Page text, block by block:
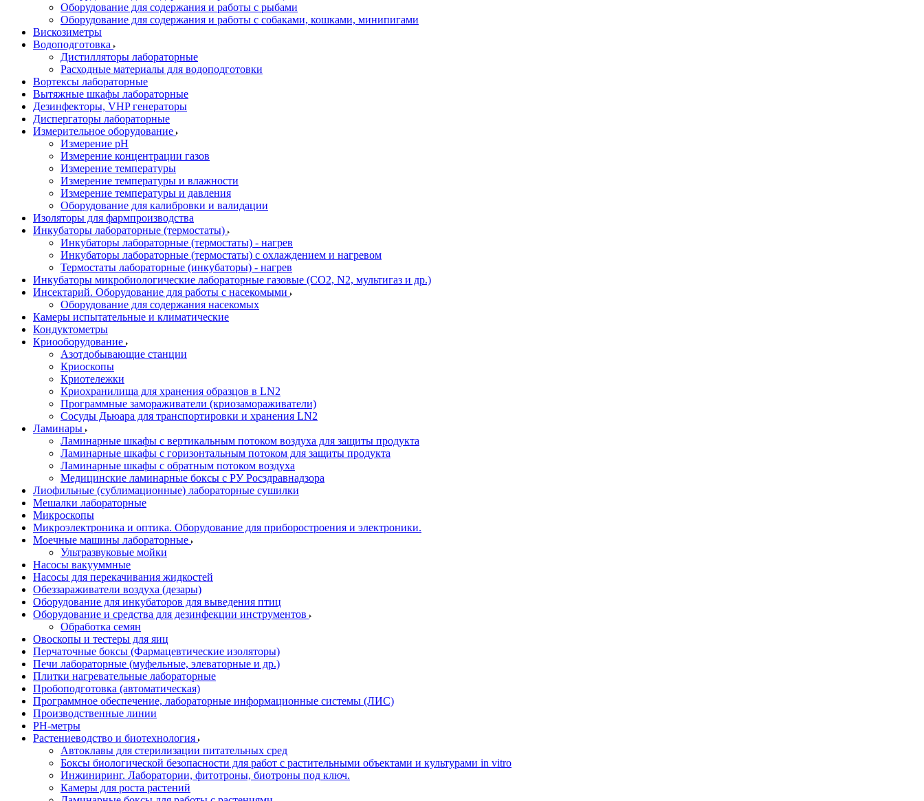
Оборудование для содержания и работы с рыбами
Оборудование для содержания и работы с собаками, кошками, минипигами
Вискозиметры
Водоподготовка
Дистилляторы лабораторные
Расходные материалы для водоподготовки
Вортексы лабораторные
Вытяжные шкафы лабораторные
Дезинфекторы, VHP генераторы
Диспергаторы лабораторные
Измерительное оборудование
Измерение pH
Измерение концентрации газов
Измерение температуры
Измерение температуры и влажности
Измерение температуры и давления
Оборудование для калибровки и валидации
Изоляторы для фармпроизводства
Инкубаторы лабораторные (термостаты)
Инкубаторы лабораторные (термостаты) - нагрев
Инкубаторы лабораторные (термостаты) с охлаждением и нагревом
Термостаты лабораторные (инкубаторы) - нагрев
Инкубаторы микробиологические лабораторные газовые (CO2, N2, мультигаз и др.)
Инсектарий. Оборудование для работы с насекомыми
Оборудование для содержания насекомых
Камеры испытательные и климатические
Кондуктометры
Криооборудование
Азотдобывающие станции
Криоскопы
Криотележки
Криохранилища для хранения образцов в LN2
Программные замораживатели (криозамораживатели)
Сосуды Дьюара для транспортировки и хранения LN2
Ламинары
Ламинарные шкафы с вертикальным потоком воздуха для защиты продукта
Ламинарные шкафы с горизонтальным потоком для защиты продукта
Ламинарные шкафы с обратным потоком воздуха
Медицинские ламинарные боксы с РУ Росздравнадзора
Лиофильные (сублимационные) лабораторные сушилки
Мешалки лабораторные
Микроскопы
Микроэлектроника и оптика. Оборудование для приборостроения и электроники.
Моечные машины лабораторные
Ультразвуковые мойки
Насосы вакууммные
Насосы для перекачивания жидкостей
Обеззараживатели воздуха (дезары)
Оборудование для инкубаторов для выведения птиц
Оборудование и средства для дезинфекции инструментов
Обработка семян
Овоскопы и тестеры для яиц
Перчаточные боксы (Фармацевтические изоляторы)
Печи лабораторные (муфельные, элеваторные и др.)
Плитки нагревательные лабораторные
Пробоподготовка (автоматическая)
Программное обеспечение, лабораторные информационные системы (ЛИС)
Производственные линии
РH-метры
Растениеводство и биотехнология
Автоклавы для стерилизации питательных сред
Боксы биологической безопасности для работ с растительными объектами и культурами in vitro
Инжиниринг. Лаборатории, фитотроны, биотроны под ключ.
Камеры для роста растений